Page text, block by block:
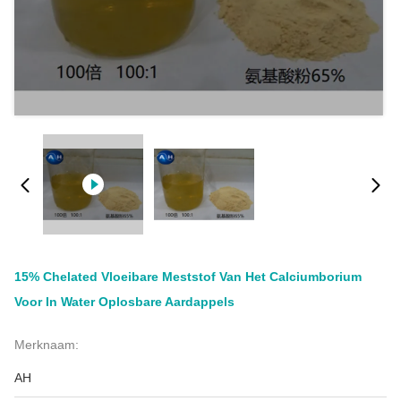
15% Chelated Vloeibare Meststof Van Het Calciumborium
Voor In Water Oplosbare Aardappels
Merknaam:
AH